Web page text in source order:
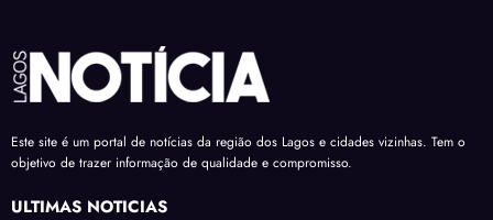
Este site é um portal de notícias da região dos Lagos e cidades vizinhas. Tem o
objetivo de trazer informação de qualidade e compromisso.
ÚLTIMAS NOTÍCIAS